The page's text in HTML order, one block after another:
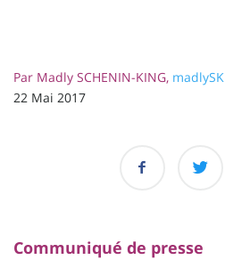
Par Madly SCHENIN-KING, madlySK
22 Mai 2017
Communiqué de presse